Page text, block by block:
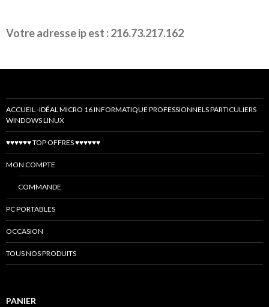
Votre adresse ip est : 216.73.217.162
ACCUEIL -IDÉAL MICRO 16 INFORMATIQUE PROFESSIONNELS PARTICULIERS
WINDOWS LINUX
♥♥♥♥♥♥ TOP OFFRES ♥♥♥♥♥♥
MON COMPTE
COMMANDE
PC PORTABLES
OCCASION
TOUS NOS PRODUITS
PANIER